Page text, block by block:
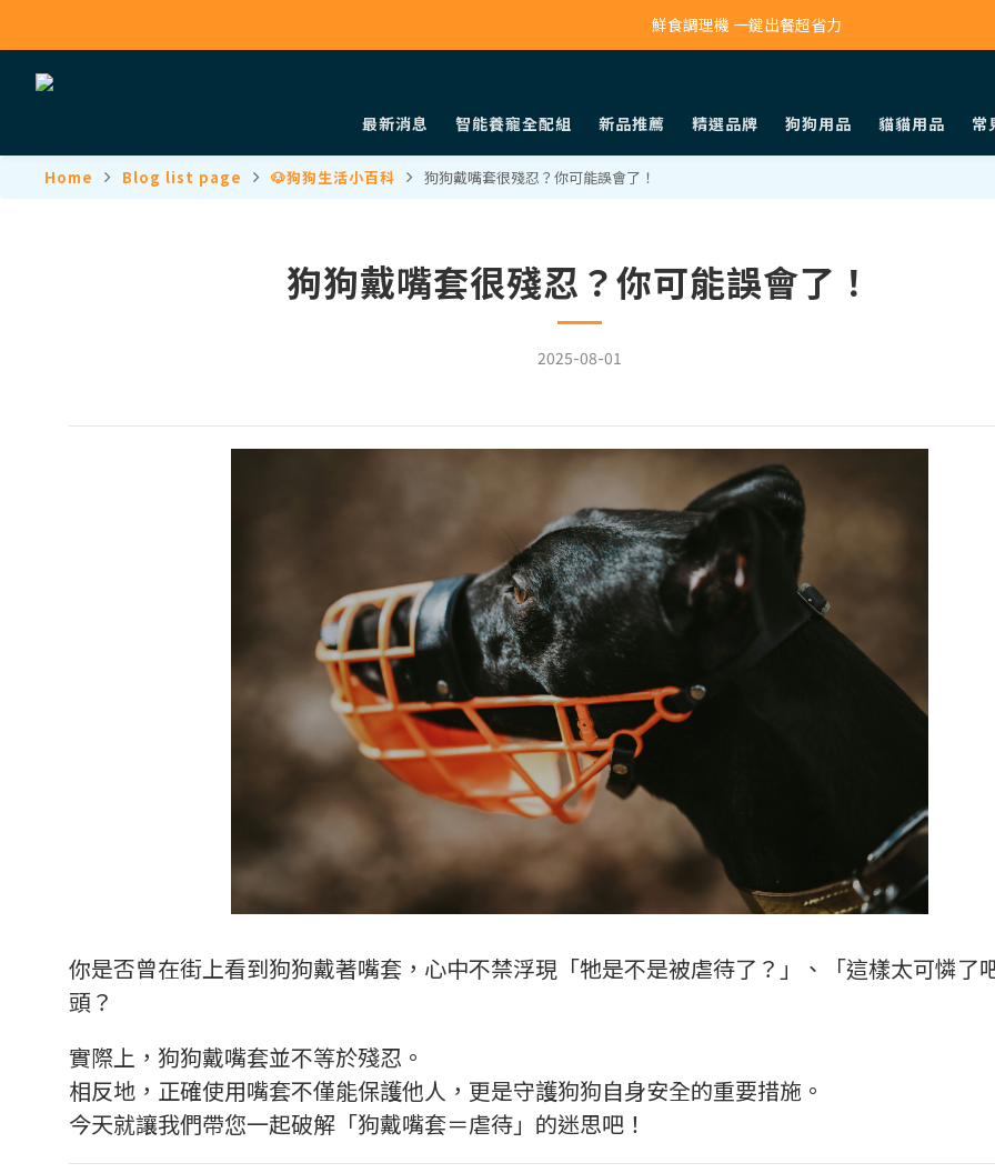
寵物吸毛機 吸毛清淨抗敏一次搞定
鮮食調理機 一鍵出餐超省力
最新消息 智能養寵全配組 新品推薦 精選品牌 狗狗用品 貓貓用品 常
Home Blog list page 🐶狗狗生活小百科 狗狗戴嘴套很殘忍？你可能誤會了！
狗狗戴嘴套很殘忍？你可能誤會了！
2025-08-01
你是否曾在街上看到狗狗戴著嘴套，心中不禁浮現「牠是不是被虐待了？」、「這樣太可憐了
頭？
實際上，狗狗戴嘴套並不等於殘忍。
相反地，正確使用嘴套不僅能保護他人，更是守護狗狗自身安全的重要措施。
今天就讓我們帶您一起破解「狗戴嘴套＝虐待」的迷思吧！